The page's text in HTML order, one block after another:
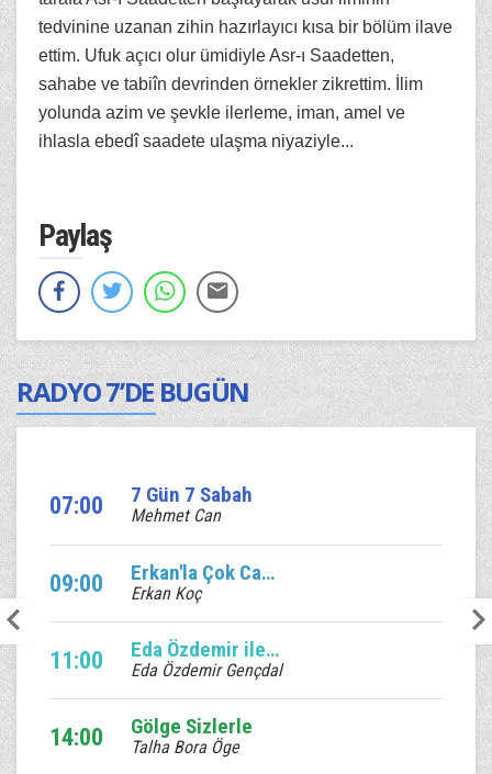
tedvinine uzanan zihin hazırlayıcı kısa bir bölüm ilave
ettim. Ufuk açıcı olur ümidiyle Asr-ı Saadetten,
sahabe ve tabiîn devrinden örnekler zikrettim. İlim
yolunda azim ve şevkle ilerleme, iman, amel ve
ihlasla ebedî saadete ulaşma niyaziyle...
Paylaş
RADYO 7’DE BUGÜN
07:00 7 Gün 7 Sabah
Mehmet Can
09:00 Erkan'la Çok Canlı
Erkan Koç
11:00 Eda Özdemir ile Edalı Saatler
Eda Özdemir Gençdal
14:00 Gölge Sizlerle
Talha Bora Öge